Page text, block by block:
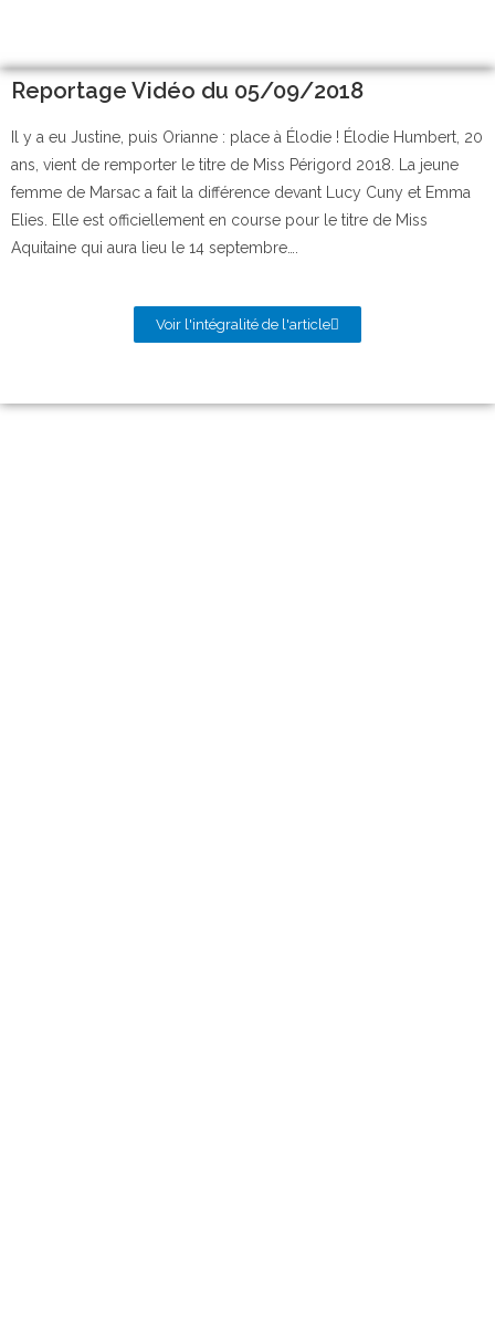
Reportage Vidéo du 05/09/2018
Il y a eu Justine, puis Orianne : place à Élodie ! Élodie Humbert, 20
ans, vient de remporter le titre de Miss Périgord 2018. La jeune
femme de Marsac a fait la différence devant Lucy Cuny et Emma
Elies. Elle est officiellement en course pour le titre de Miss
Aquitaine qui aura lieu le 14 septembre….
Voir l'intégralité de l'article